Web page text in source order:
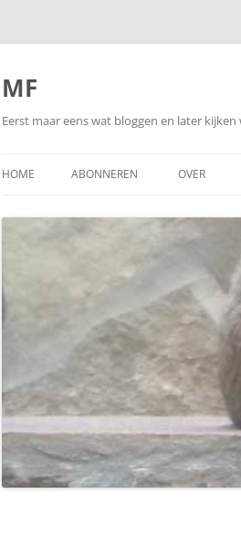
Ga
inhoud
MF
Eerst maar eens wat bloggen en later kijken
HOME ABONNEREN OVER